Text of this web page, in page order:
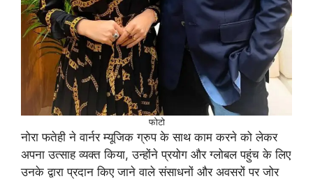
फोटो
नोरा फतेही ने वार्नर म्यूजिक ग्रुप के साथ काम करने को लेकर
अपना उत्साह व्यक्त किया, उन्होंने प्रयोग और ग्लोबल पहुंच के लिए
उनके द्वारा प्रदान किए जाने वाले संसाधनों और अवसरों पर जोर